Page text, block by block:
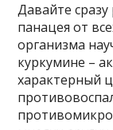
Давайте
панацея от
организма
куркумине –
характерный